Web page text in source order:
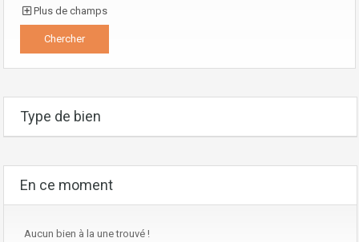
Plus de champs
Type de bien
En ce moment
Aucun bien à la une trouvé !